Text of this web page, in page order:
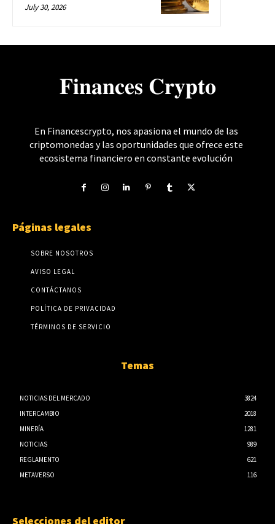
July 30, 2026
𝐅𝐢𝐧𝐚𝐧𝐜𝐞𝐬 𝐂𝐫𝐲𝐩𝐭𝐨
En Financescrypto, nos apasiona el mundo de las
criptomonedas y las oportunidades que ofrece este
ecosistema financiero en constante evolución
Páginas legales
SOBRE NOSOTROS
AVISO LEGAL
CONTÁCTANOS
POLÍTICA DE PRIVACIDAD
TÉRMINOS DE SERVICIO
Temas
NOTICIAS DEL MERCADO
3824
INTERCAMBIO
2018
MINERÍA
1281
NOTICIAS
989
REGLAMENTO
621
METAVERSO
116
Selecciones del editor